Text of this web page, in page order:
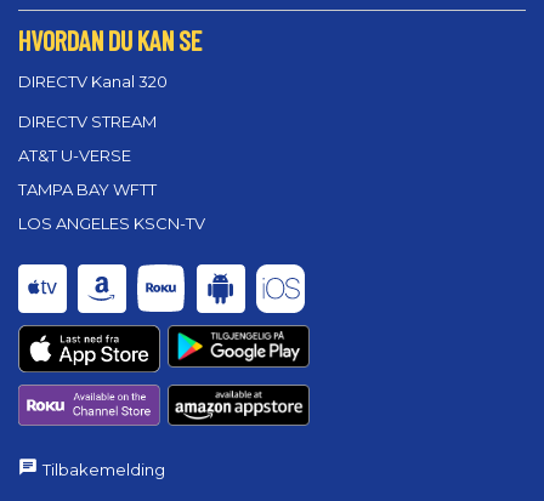
HVORDAN DU KAN SE
DIRECTV Kanal 320
DIRECTV STREAM
AT&T U-VERSE
TAMPA BAY WFTT
LOS ANGELES KSCN-TV
Tilbakemelding